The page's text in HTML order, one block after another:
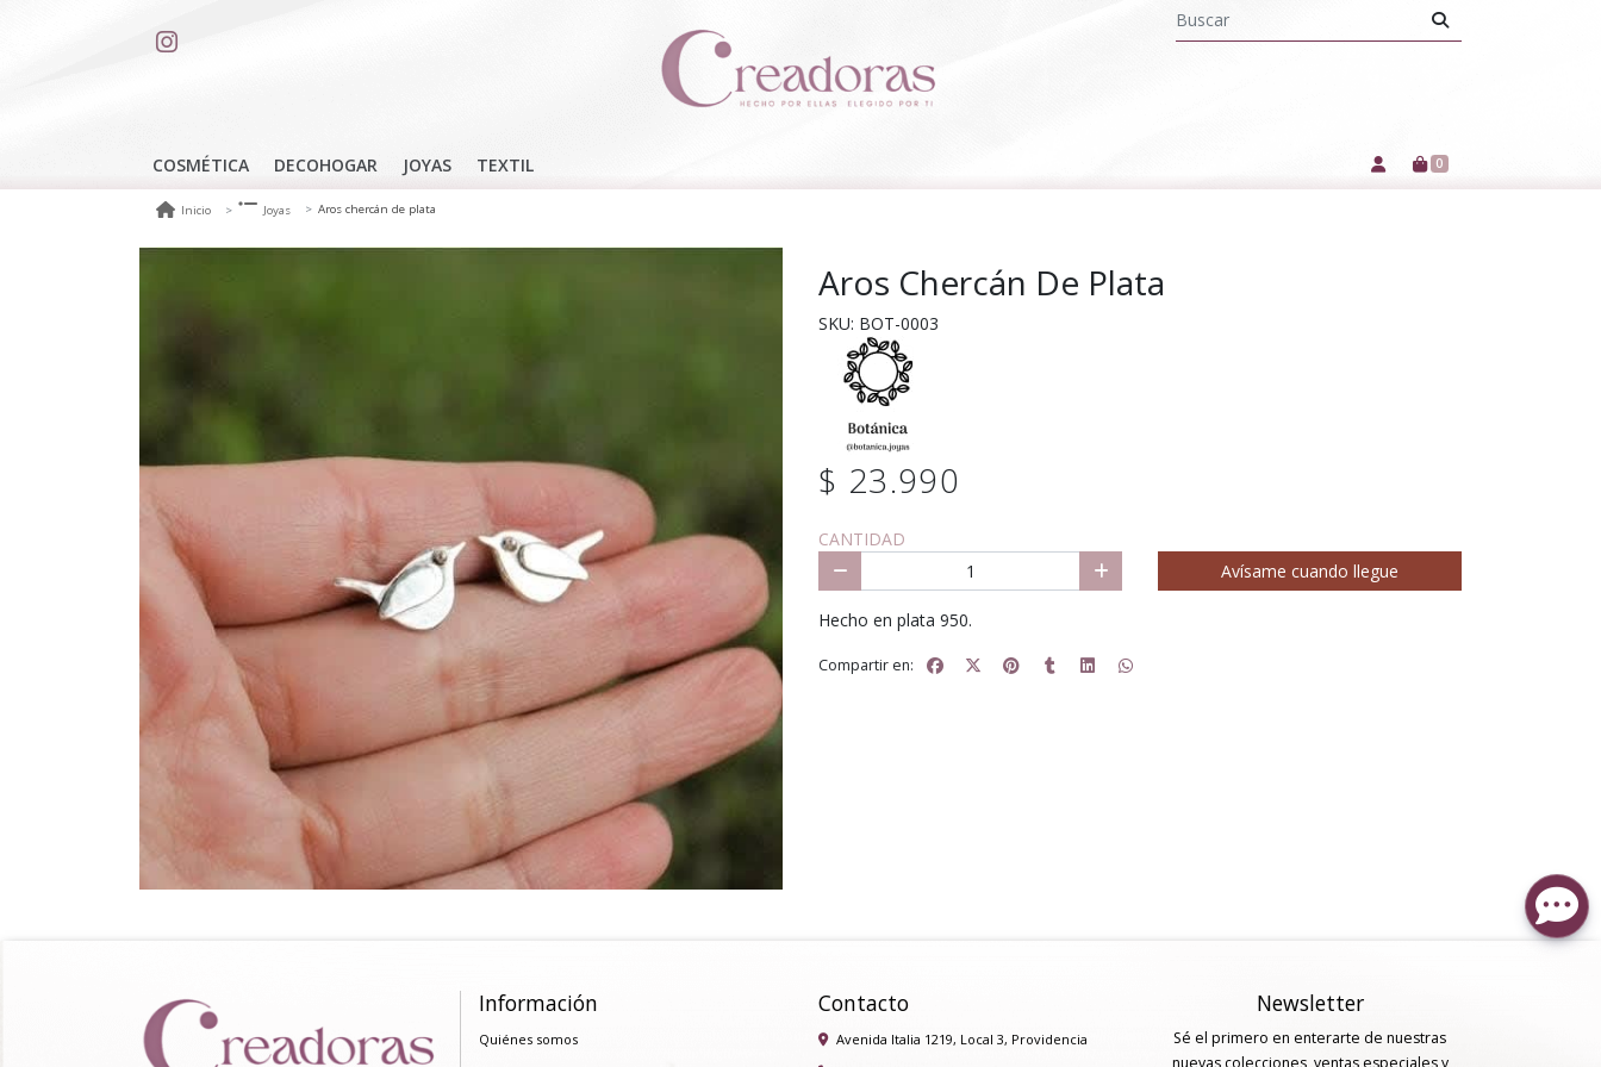
COSMÉTICA DECOHOGAR JOYAS TEXTIL 0
Inicio Joyas Aros chercán de plata
Aros Chercán De Plata
SKU: BOT-0003
$ 23.990
CANTIDAD
Avísame cuando llegue
Hecho en plata 950.
Compartir en:
Información
Quiénes somos
Contacto
Avenida Italia 1219, Local 3, Providencia
Newsletter
Sé el primero en enterarte de nuestras
nuevas colecciones, ventas especiales y